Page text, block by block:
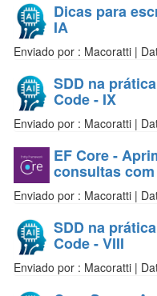
Dicas para
IA
Enviado por : Macoratti |
SDD na
Code - IX
Enviado por : Macoratti |
EF Core -
consultas
Enviado por : Macoratti |
SDD na
Code - VIII
Enviado por : Macoratti |